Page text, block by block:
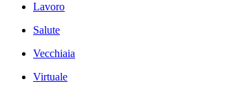
Lavoro
Salute
Vecchiaia
Virtuale